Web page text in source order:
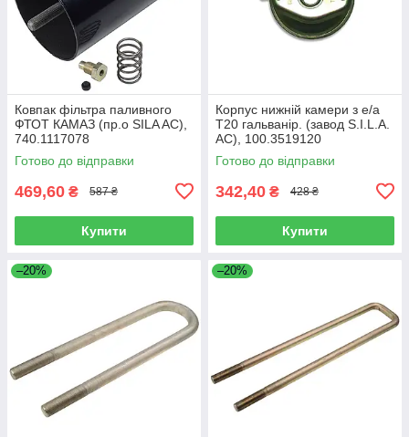
Ковпак фільтра паливного
ФТОТ КАМАЗ (пр.о SILA AC),
740.1117078
Готово до відправки
469,60 ₴ 587 ₴
Купити
Корпус нижній камери з е/а
Т20 гальванір. (завод S.I.L.A.
AC), 100.3519120
Готово до відправки
342,40 ₴ 428 ₴
Купити
–20% –20%